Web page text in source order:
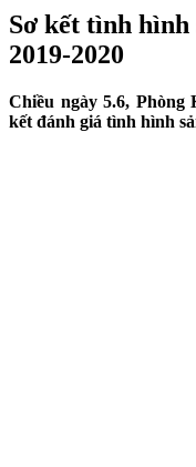
Sơ kết tình
2019-2020
Chiều ngày 5.6,
kết đánh giá tình hình